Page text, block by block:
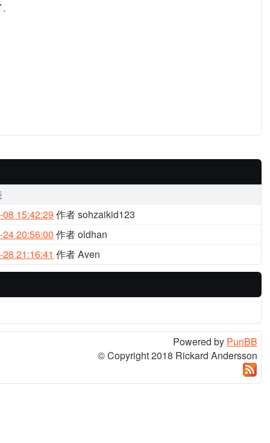
.
15:42:29 作者 sohzaikid123
20:56:00 作者 oldhan
21:16:41 作者 Aven
Powered by PunBB
© Copyright 2018 Rickard Andersson